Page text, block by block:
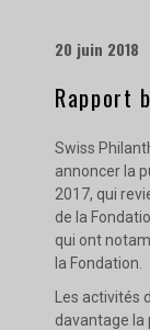
20 juin 2018
Rapport
Swiss
annoncer la
2017, qui
de la
qui ont
la Fondation.
Les
davantage la